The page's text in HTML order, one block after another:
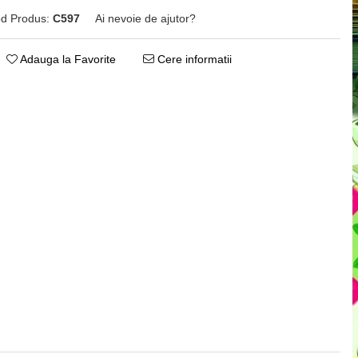
Produs: C597 Ai nevoie de ajutor?
Adauga la Favorite Cere informatii